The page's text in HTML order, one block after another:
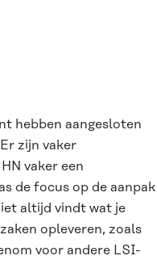
hebben aangesloten
zijn vaker
vaker een
de focus op de aanpak
altijd vindt wat je
opleveren, zoals
voor andere LSI-